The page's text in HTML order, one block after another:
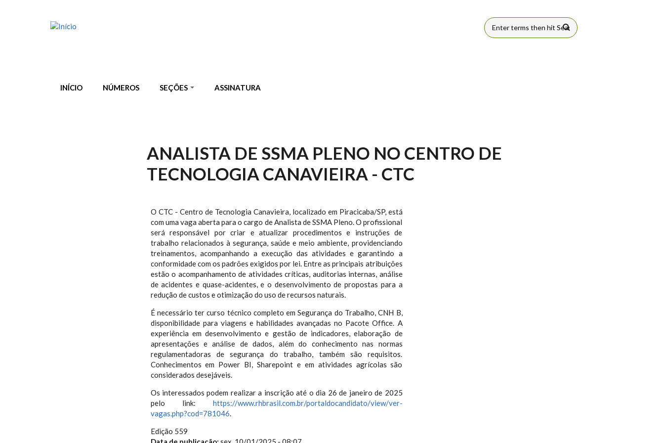
FORMULÁRIO
INÍCIO NÚMEROS SEÇÕES ASSINATURA
ANALISTA DE SSMA PLENO NO CENTRO DE
TECNOLOGIA CANAVIEIRA - CTC
O CTC - Centro de Tecnologia Canavieira, localizado em Piracicaba/SP, está
com uma vaga aberta para o cargo de Analista de SSMA Pleno. O profissional
será responsável por criar e atualizar procedimentos e instruções de
trabalho relacionados à segurança, saúde e meio ambiente, providenciando
treinamentos, acompanhando a execução das atividades e garantindo a
conformidade com os padrões exigidos por lei. Entre as principais atribuições
estão o acompanhamento de atividades críticas, auditorias internas, análise
de acidentes e quase-acidentes, e o desenvolvimento de propostas para a
redução de custos e otimização do uso de recursos naturais.
É necessário ter curso técnico completo em Segurança do Trabalho, CNH B,
disponibilidade para viagens e habilidades avançadas no Pacote Office. A
experiência em desenvolvimento e gestão de indicadores, elaboração de
apresentações e análise de dados, além do conhecimento nas normas
regulamentadoras de segurança do trabalho, também são requisitos.
Conhecimentos em Power BI, Sharepoint e em atividades agrícolas são
considerados desejáveis.
Os interessados podem realizar a inscrição até o dia 26 de janeiro de 2025
pelo link: https://www.rhbrasil.com.br/portaldocandidato/view/ver-
vagas.php?cod=781046.
Edição 559